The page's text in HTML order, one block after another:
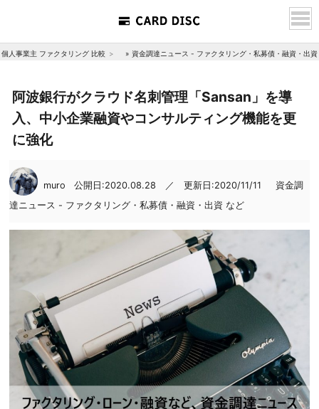
個人事業主 ファクタリング 比較 » 資金調達ニュース - ファクタリング・私募債・融資・出
阿波銀行がクラウド名刺管理「Sansan」を導
入、中小企業融資やコンサルティング機能を更
に強化
muro 公開日:2020.08.28 ／ 更新日:2020/11/11
資金調
達ニュース - ファクタリング・私募債・融資・出資 など